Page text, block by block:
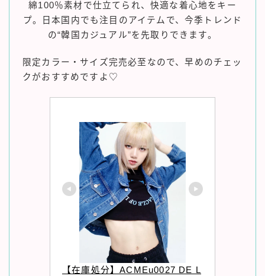
綿100％素材で仕立てられ、快適な着心地をキー
プ。日本国内でも注目のアイテムで、今季トレンド
の“韓国カジュアル”を先取りできます。
限定カラー・サイズ完売必至なので、早めのチェッ
クがおすすめですよ♡
【在庫処分】ACMEu0027 DE L